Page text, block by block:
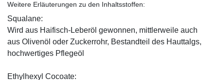
Weitere Erläuterungen zu den Inhaltsstoffen:
Squalane:
Wird aus Haifisch-Leberöl gewonnen, mittlerweile auch
aus Olivenöl oder Zuckerrohr, Bestandteil des Hauttalgs,
hochwertiges Pflegeöl
Ethylhexyl Cocoate: